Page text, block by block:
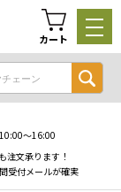
カート
〜16:00
注文承ります！
受付メールが確実